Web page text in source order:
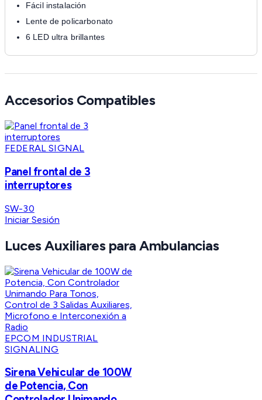
Fácil instalación
Lente de policarbonato
6 LED ultra brillantes
Accesorios Compatibles
FEDERAL SIGNAL
Panel frontal de 3
interruptores
SW-30
Iniciar Sesión
Luces Auxiliares para Ambulancias
EPCOM INDUSTRIAL
SIGNALING
Sirena Vehicular de 100W
de Potencia, Con